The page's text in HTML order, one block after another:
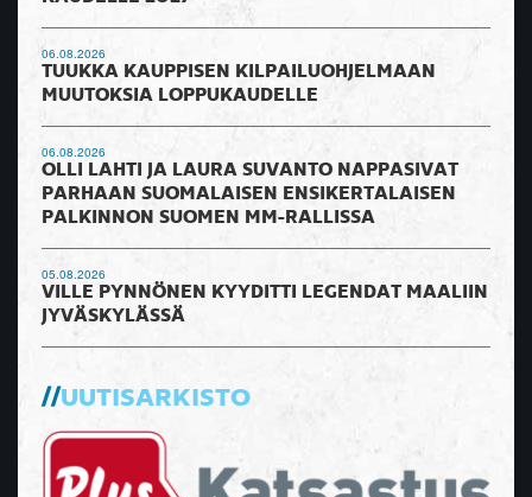
06.08.2026
TUUKKA KAUPPISEN KILPAILUOHJELMAAN
MUUTOKSIA LOPPUKAUDELLE
06.08.2026
OLLI LAHTI JA LAURA SUVANTO NAPPASIVAT
PARHAAN SUOMALAISEN ENSIKERTALAISEN
PALKINNON SUOMEN MM-RALLISSA
05.08.2026
VILLE PYNNÖNEN KYYDITTI LEGENDAT MAALIIN
JYVÄSKYLÄSSÄ
UUTISARKISTO